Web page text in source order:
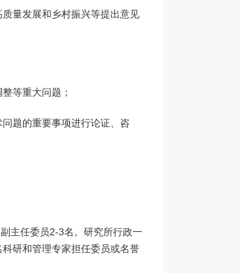
量发展和乡村振兴等提出意见
等重大问题；
题的重要事项进行论证、咨
主任委员2-3名。研究所行政一
研和管理专家担任委员或名誉